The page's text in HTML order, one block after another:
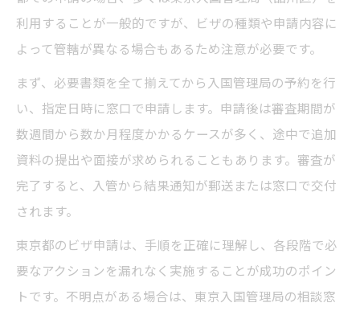
東京入国管理局への効率的なアクセスとビ
ザ申請予約術
ビザ申請に役立つ東京入国管理局の予約手
順と行き方
東京都でビザ申請時に知りたい入管アクセ
ス情報
ビザ申請のための東京入国管理局予約と道
東京入国管理局でビザ申請する際のアクセ
ス方法
相談窓口の活用で不安なくビザ申請
利用することが一般的ですが、ビザの種類や申請内容に
よって管轄が異なる場合もあるため注意が必要です。
まず、必要書類を全て揃えてから入国管理局の予約を行
い、指定日時に窓口で申請します。申請後は審査期間が
数週間から数か月程度かかるケースが多く、途中で追加
資料の提出や面接が求められることもあります。審査が
完了すると、入管から結果通知が郵送または窓口で交付
されます。
東京都のビザ申請は、手順を正確に理解し、各段階で必
要なアクションを漏れなく実施することが成功のポイン
トです。不明点がある場合は、東京入国管理局の相談窓